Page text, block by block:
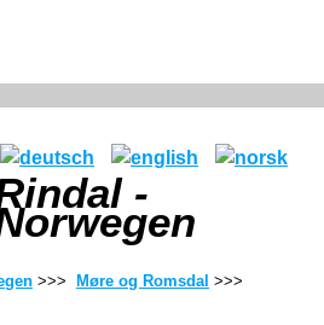
-
>>> Møre og Romsdal >>>